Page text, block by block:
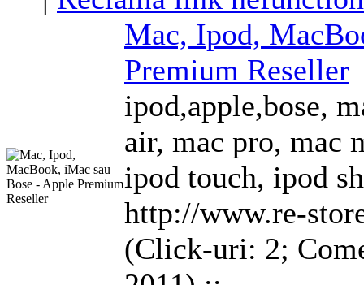
Mac, Ipod,
Premium Reseller
ipod,apple,bose,
air, mac pro, mac
ipod touch, ipod
http://www.re-
(Click-uri: 2;